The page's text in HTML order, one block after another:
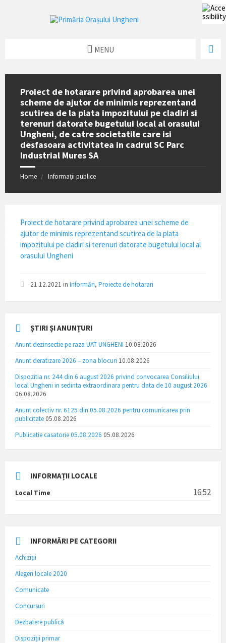
MENU
Proiect de hotarare privind aprobarea unei
scheme de ajutor de minimis reprezentand
scutirea de la plata impozitului pe cladiri si
terenuri datorate bugetului local al orasului
Ungheni, de catre societatile care isi
desfasoara activitatea in cadrul SC Parc
Industrial Mures SA
Home Informații publice
Proiect de hotarare privind aprobarea unei scheme de
ajutor de minimis reprezentand scutirea de la plata
impozitului pe cladiri si terenuri datorate bugetului local al
orasului Ungheni
21.12.2021 in Informări, Proiecte de hotarari
ȘTIRI ȘI ANUNȚURI
Anunt dezinsectie pe raza UAT UNGHENI 10.08.2026
Anunt deratizare 2026 – zona blocuri 10.08.2026
Dispozitia nr. 244 din 6 august 2026 privind convocarea Consiliului
local Ungheni in sedinta extraordinara pentru data de 10 august 2026
06.08.2026
Anunt colectiv nr. 6125 din 05.08.2026 pentru comunicarea prin
publicitate 05.08.2026
Publicatie casatorie 05.08.2026 05.08.2026
INFORMAȚII LOCALE
Local Time 16:52
INFORMĂRI PE CATEGORII
Achiziții
Alegeri locale 2020
Comunicate
Concursuri
Dezbatere publică
Dispoziții primar